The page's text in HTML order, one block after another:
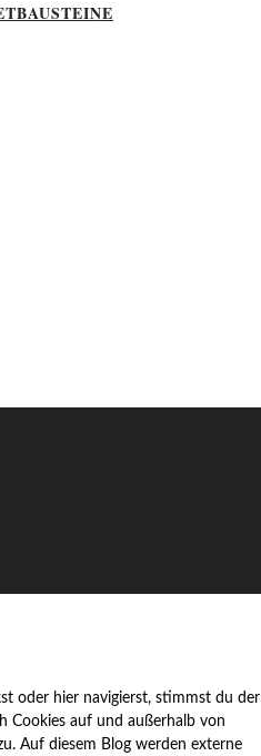
oder hier navigierst, stimmst du der
Cookies auf und außerhalb von
Auf diesem Blog werden externe